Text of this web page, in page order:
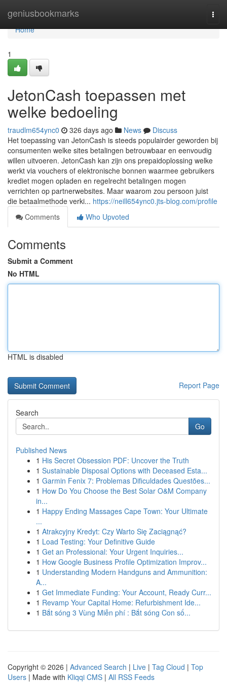
geniusbookmarks
Home
Home
1
JetonCash toepassen met
welke bedoeling
traudlm654ync0 326 days ago News
Discuss
Het toepassing van JetonCash is steeds populairder geworden bij
consumenten welke sites betalingen betrouwbaar en eenvoudig
willen uitvoeren. JetonCash kan zijn ons prepaidoplossing welke
werkt via vouchers of elektronische bonnen waarmee gebruikers
krediet mogen opladen en regelrecht betalingen mogen
verrichten op partnerwebsites. Maar waarom zou persoon juist
die betaalmethode verki... https://neill654ync0.jts-blog.com/profile
Comments
Who Upvoted
Comments
Submit a Comment
No HTML
HTML is disabled
Report Page
Search
Go
Published News
1 His Secret Obsession PDF: Uncover the Truth
1 Sustainable Disposal Options with Deceased Esta...
1 Garmin Fenix 7: Problemas Dificuldades Questões...
1 How Do You Choose the Best Solar O&M Company
in...
1 Happy Ending Massages Cape Town: Your Ultimate
...
1 Atrakcyjny Kredyt: Czy Warto Się Zaciągnąć?
1 Load Testing: Your Definitive Guide
1 Get an Professional: Your Urgent Inquiries...
1 How Google Business Profile Optimization Improv...
1 Understanding Modern Handguns and Ammunition:
A...
1 Get Immediate Funding: Your Account, Ready Curr...
1 Revamp Your Capital Home: Refurbishment Ide...
1 Bắt sóng 3 Vùng Miễn phí : Bắt sóng Con số...
Copyright © 2026 | Advanced Search | Live | Tag Cloud | Top
Users | Made with Kliqqi CMS | All RSS Feeds